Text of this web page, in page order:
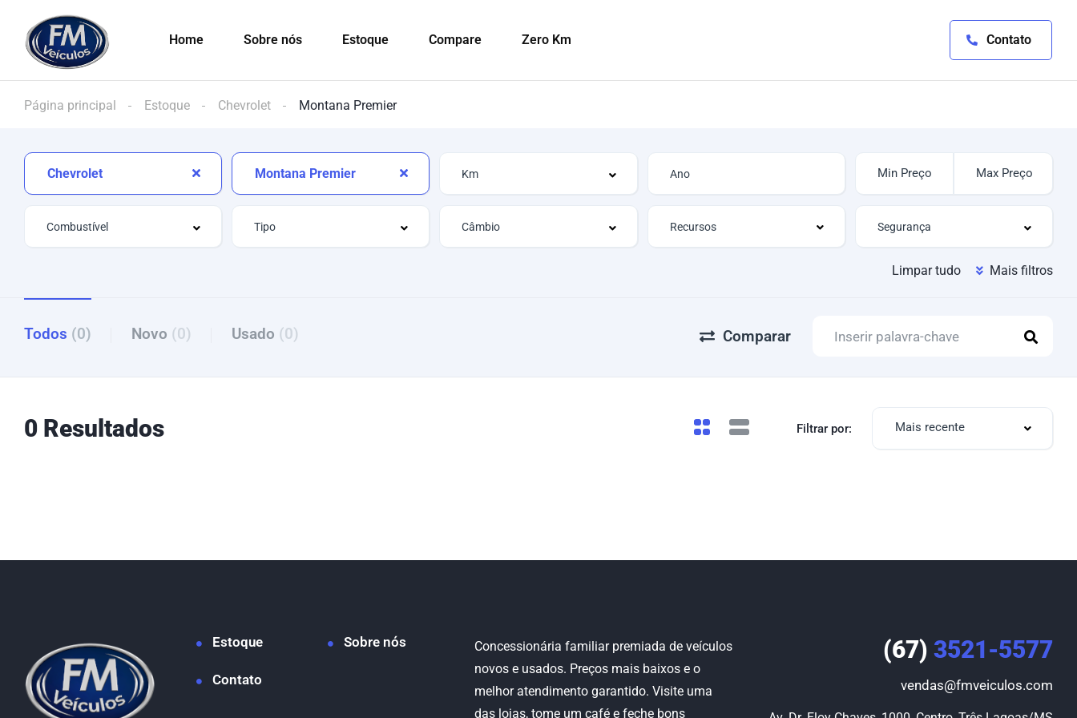
Home Sobre nós Estoque Compare Zero Km Contato
Página principal Estoque Chevrolet Montana Premier
Chevrolet Montana Premier
Recursos
Limpar tudo Mais filtros
Todos (0) Novo (0) Usado (0) Comparar
0 Resultados Filtrar por: Mais recente
Estoque Sobre nós
Contato
Concessionária familiar premiada de veículos
novos e usados. Preços mais baixos e o
melhor atendimento garantido. Visite uma
das lojas, tome um café e feche bons
(67) 3521-5577
vendas@fmveiculos.com